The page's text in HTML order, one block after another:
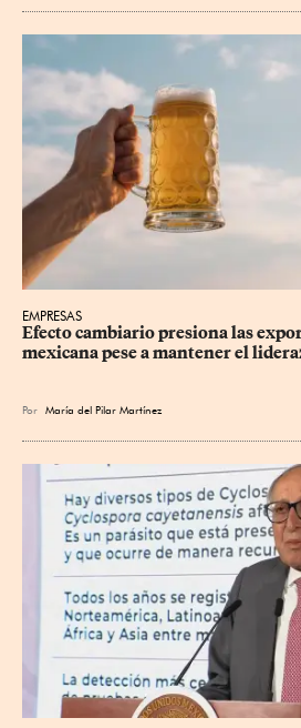
EMPRESAS
Efecto cambiario presiona las
mexicana pese a mantener el
Por María del Pilar Martínez